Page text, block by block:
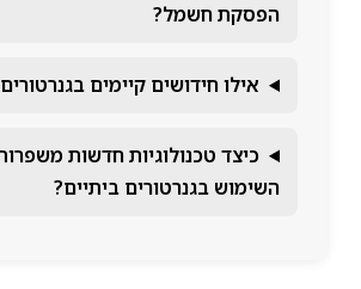
הפסקת חשמל?
אילו חידושים קיימים בגנרטורים
כיצד טכנולוגיות חדשות משפרות
השימוש בגנרטורים ביתיים?